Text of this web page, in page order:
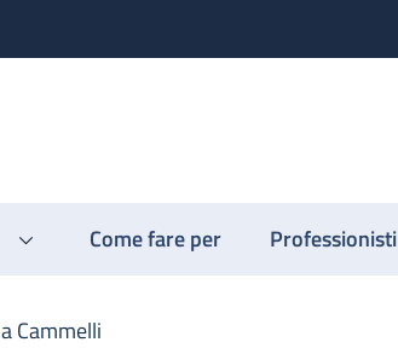
Come fare per Professionisti
Cammelli